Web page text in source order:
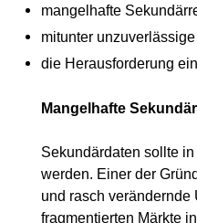
mangelhafte
mitunter
die Herausforderung
Mangelhafte
Sekundärdaten sollte
werden. Einer der
und rasch verändernde
fragmentierten Märkte